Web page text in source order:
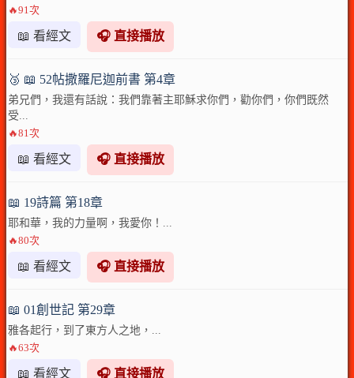
🔥91次
📖 看經文 🎧 直接播放
🥉 📖 52帖撒羅尼迦前書 第4章
弟兄們，我還有話說：我們靠著主耶穌求你們，勸你們，你們既然
受...
🔥81次
📖 看經文 🎧 直接播放
📖 19詩篇 第18章
耶和華，我的力量啊，我愛你！...
🔥80次
📖 看經文 🎧 直接播放
📖 01創世記 第29章
雅各起行，到了東方人之地，...
🔥63次
📖 看經文 🎧 直接播放